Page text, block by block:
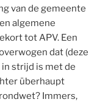
van de gemeente
algemene
tot APV. Een
dat (deze
in strijd is met de
überhaupt
Immers,